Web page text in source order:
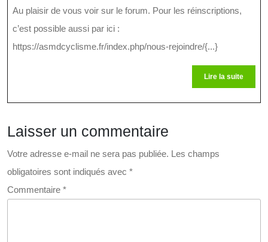
Le
Samedi
7
Septembre
Au plaisir de vous voir sur le forum. Pour les réinscriptions,
c’est possible aussi par ici :
https://asmdcyclisme.fr/index.php/nous-rejoindre/{...}
Lire la suiteLire
la
Laisser un commentaire
Votre adresse e-mail ne sera pas publiée. Les champs
obligatoires sont indiqués avec *
Commentaire *